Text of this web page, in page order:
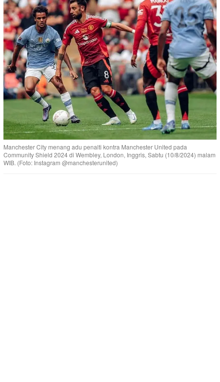
Manchester City menang adu penalti kontra Manchester United pada
Community Shield 2024 di Wembley, London, Inggris, Sabtu (10/8/2024) malam
WIB. (Foto: Instagram @manchesterunited)